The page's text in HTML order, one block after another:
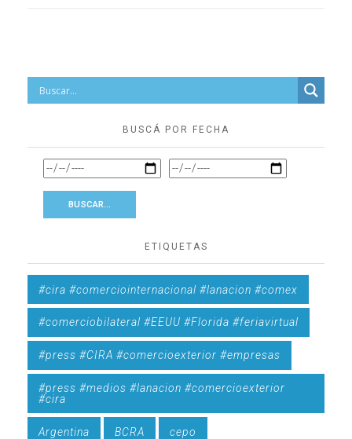
BUSCÁ POR FECHA
ETIQUETAS
#cira #comerciointernacional #lanacion #comex
#comerciobilateral #EEUU #Florida #feriavirtual
#press #CIRA #comercioexterior #empresas
#press #medios #lanacion #comercioexterior
#cira
Argentina BCRA cepo